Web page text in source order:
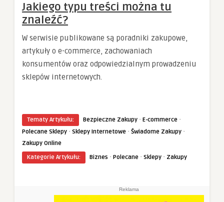
Jakiego typu treści można tu
znaleźć?
W serwisie publikowane są poradniki zakupowe,
artykuły o e-commerce, zachowaniach
konsumentów oraz odpowiedzialnym prowadzeniu
sklepów internetowych.
Tematy Artykułu: Bezpieczne Zakupy · E-commerce ·
Polecane Sklepy · Sklepy Internetowe · Świadome Zakupy ·
Zakupy Online
Kategorie Artykułu:
Biznes · Polecane · Sklepy · Zakupy
Reklama